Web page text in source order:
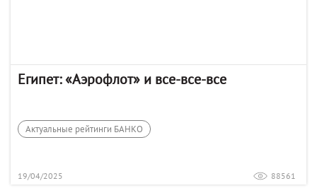
Египет: «Аэрофлот» и все-все-все
Актуальные рейтинги БАНКО
19/04/2025 88561